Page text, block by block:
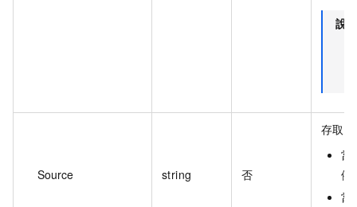
說明
Source string 否
存取
當
例
當